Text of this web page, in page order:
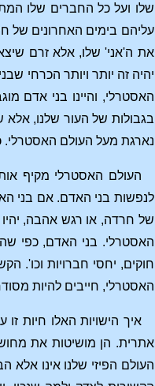
שלו ועל כל החברים שלו
עליהם בימים האחרונים של
את ה'אני' שלו, אלא זרם
יהיה זה יותר ויותר הכרחי
האסטרלי, והיינו בני אדם
בגבולות של העור שלנו, אלא
נארגת מעל העולם האסטרלי.
העולם האסטרלי מקיף
לנפשות בני האדם. אם בני
של חרדה, או רגש אהבה,
האסטרלי. בני האדם, כפי
חוקים, יחסי חברויות וכו'.
האסטרלי, חייבים להיות
איך הישויות האלו חיות
אתרית. הן מושיטות את
העולם הפיזי שלנו אינו